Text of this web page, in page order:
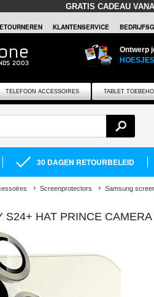
GRATIS CADEAU
KLANTENSERVICE
Ontwerp
TELEFOON ACCESSOIRES TABLET
30 DAGEN RETOURBELEID
Screenprotectors Samsung
S24+ HAT PRINCE